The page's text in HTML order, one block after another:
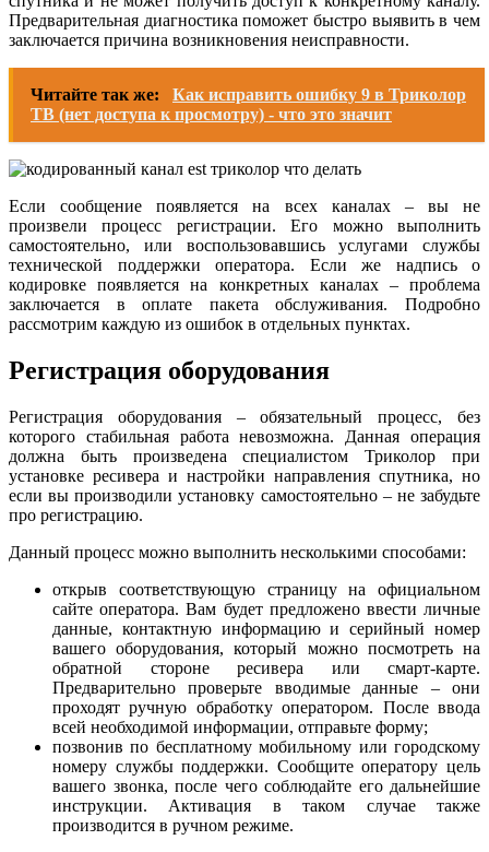
Предварительная диагностика поможет быстро выявить в чем
заключается причина возникновения неисправности.
Читайте так же:
Как исправить ошибку 9 в Триколор
ТВ (нет доступа к просмотру) - что это значит
Если сообщение появляется на всех каналах – вы не
произвели процесс регистрации. Его можно выполнить
самостоятельно, или воспользовавшись услугами службы
технической поддержки оператора. Если же надпись о
кодировке появляется на конкретных каналах – проблема
заключается в оплате пакета обслуживания. Подробно
рассмотрим каждую из ошибок в отдельных пунктах.
Регистрация оборудования
Регистрация оборудования – обязательный процесс, без
которого стабильная работа невозможна. Данная операция
должна быть произведена специалистом Триколор при
установке ресивера и настройки направления спутника, но
если вы производили установку самостоятельно – не забудьте
про регистрацию.
Данный процесс можно выполнить несколькими способами:
открыв соответствующую страницу на официальном
сайте оператора. Вам будет предложено ввести личные
данные, контактную информацию и серийный номер
вашего оборудования, который можно посмотреть на
обратной стороне ресивера или смарт-карте.
Предварительно проверьте вводимые данные – они
проходят ручную обработку оператором. После ввода
всей необходимой информации, отправьте форму;
позвонив по бесплатному мобильному или городскому
номеру службы поддержки. Сообщите оператору цель
вашего звонка, после чего соблюдайте его дальнейшие
инструкции. Активация в таком случае также
производится в ручном режиме.